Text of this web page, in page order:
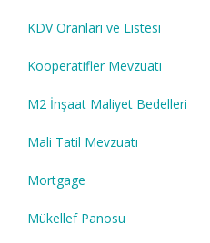
KDV Oranları ve Listesi
Kooperatifler Mevzuatı
M2 İnşaat Maliyet Bedelleri
Mali Tatil Mevzuatı
Mortgage
Mükellef Panosu